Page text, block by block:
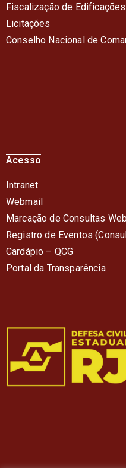
Fiscalização de Edificações
Licitações
Conselho Nacional de
Acesso
Intranet
Webmail
Marcação de Consultas Web
Registro de Eventos
Cardápio – QCG
Portal da Transparência